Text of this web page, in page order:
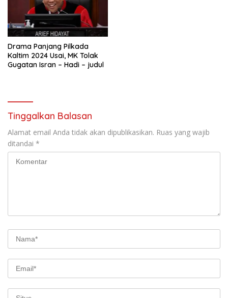
Drama Panjang Pilkada
Kaltim 2024 Usai, MK Tolak
Gugatan Isran – Hadi – judul
Tinggalkan Balasan
Alamat email Anda tidak akan dipublikasikan. Ruas yang wajib
ditandai *